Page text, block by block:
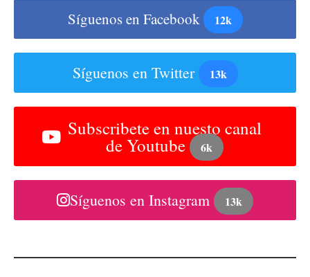
Síguenos en Facebook 12k
Síguenos en Twitter 13k
Subscribete en nuesto canal
de Youtube 6k
Síguenos en Instagram 13k